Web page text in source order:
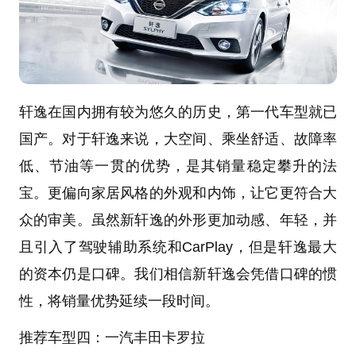
轩逸在国内拥有较为悠久的历史，第一代车型就已
国产。对于轩逸来说，大空间、乘坐舒适、故障率
低、节油等一贯的优势，是其销量稳定攀升的法
宝。更偏向家居风格的外观和内饰，让它更符合大
众的审美。虽然新轩逸的外形更加动感、年轻，并
且引入了驾驶辅助系统和CarPlay，但是轩逸最大
的资本仍是口碑。我们相信新轩逸会凭借口碑的惯
性，将销量优势延续一段时间。
推荐车型四：一汽丰田卡罗拉